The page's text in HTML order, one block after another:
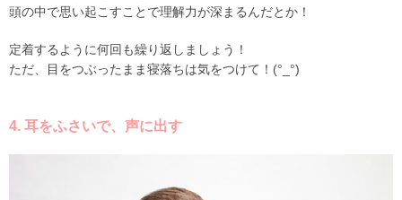
頭の中で思い起こすことで理解力が深まるんだとか！
定着するように何回も繰り返しましょう！
ただ、目をつぶったまま寝落ちは気をつけて！(°_°)
4. 耳をふさいで、声に出す